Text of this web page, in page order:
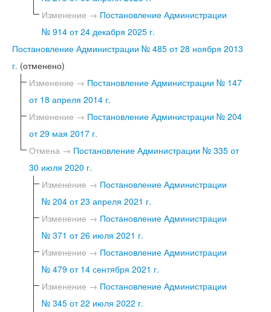
Изменение → Постановление Администрации
№ 914 от 24 декабря 2025 г.
Постановление Администрации № 485 от 28 ноября 2013
г. (отменено)
Изменение → Постановление Администрации № 147
от 18 апреля 2014 г.
Изменение → Постановление Администрации № 204
от 29 мая 2017 г.
Отмена → Постановление Администрации № 335 от
30 июля 2020 г.
Изменение → Постановление Администрации
№ 204 от 23 апреля 2021 г.
Изменение → Постановление Администрации
№ 371 от 26 июля 2021 г.
Изменение → Постановление Администрации
№ 479 от 14 сентября 2021 г.
Изменение → Постановление Администрации
№ 345 от 22 июля 2022 г.